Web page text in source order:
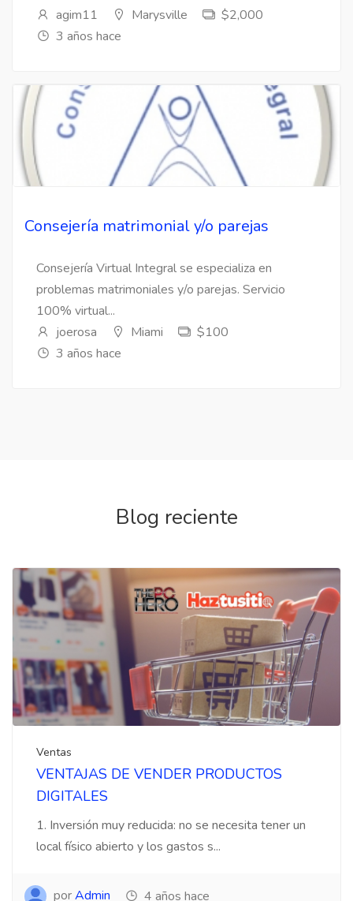
agim11
Marysville
$2,000
3 años hace
Consejería matrimonial y/o parejas
Consejería Virtual Integral se especializa en
problemas matrimoniales y/o parejas. Servicio
100% virtual...
joerosa
Miami
$100
3 años hace
Blog reciente
Ventas
VENTAJAS DE VENDER PRODUCTOS
DIGITALES
1. Inversión muy reducida: no se necesita tener un
local físico abierto y los gastos s...
porAdmin 4 años hace